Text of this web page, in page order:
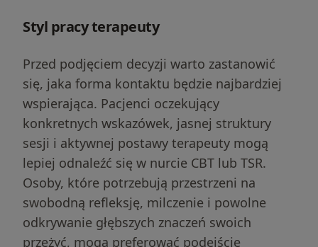
Styl pracy terapeuty
Przed podjęciem decyzji warto zastanowić
się, jaka forma kontaktu będzie najbardziej
wspierająca. Pacjenci oczekujący
konkretnych wskazówek, jasnej struktury
sesji i aktywnej postawy terapeuty mogą
lepiej odnaleźć się w nurcie CBT lub TSR.
Osoby, które potrzebują przestrzeni na
swobodną refleksję, milczenie i powolne
odkrywanie głębszych znaczeń swoich
przeżyć, mogą preferować podejście